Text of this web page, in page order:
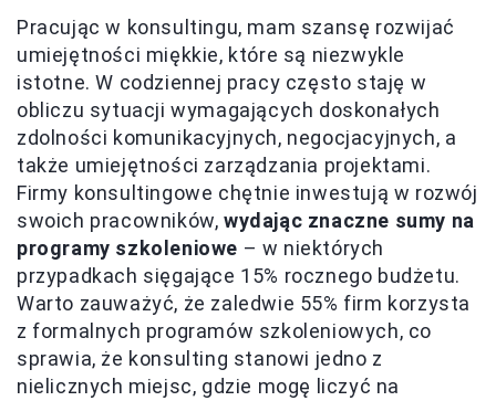
Pracując w konsultingu, mam szansę rozwijać
umiejętności miękkie, które są niezwykle
istotne. W codziennej pracy często staję w
obliczu sytuacji wymagających doskonałych
zdolności komunikacyjnych, negocjacyjnych, a
także umiejętności zarządzania projektami.
Firmy konsultingowe chętnie inwestują w rozwój
swoich pracowników,wydając znaczne sumy na
programy szkoleniowe – w niektórych
przypadkach sięgające 15% rocznego budżetu.
Warto zauważyć, że zaledwie 55% firm korzysta
z formalnych programów szkoleniowych, co
sprawia, że konsulting stanowi jedno z
nielicznych miejsc, gdzie mogę liczyć na